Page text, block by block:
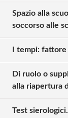
Spazio alla
soccorso alle
I tempi:
Di ruolo o
alla riapertura
Test